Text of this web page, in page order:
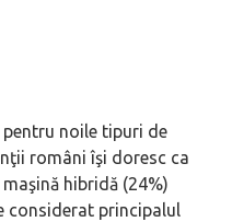
pentru noile tipuri de
români îşi doresc ca
hibridă (24%)
considerat principalul